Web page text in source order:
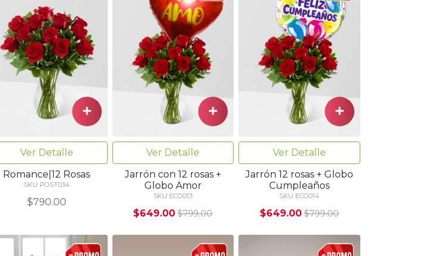
Ver Detalle
Romance|12 Rosas
SKU POST034
$790.00
Ver Detalle
Jarrón con 12 rosas +
Globo Amor
SKU ECO013
$649.00 $799.00
Ver Detalle
Jarrón 12 rosas + Globo
Cumpleaños
SKU ECO014
$649.00 $799.00